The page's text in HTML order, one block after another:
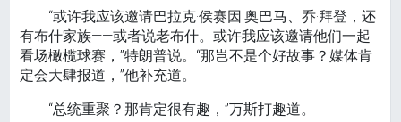
“或许我应该邀请巴拉克·侯赛因·奥巴马、乔·拜登，还
有布什家族——或者说老布什。或许我应该邀请他们一起
看场橄榄球赛，”特朗普说。“那岂不是个好故事？媒体肯
定会大肆报道，”他补充道。
“总统重聚？那肯定很有趣，”万斯打趣道。